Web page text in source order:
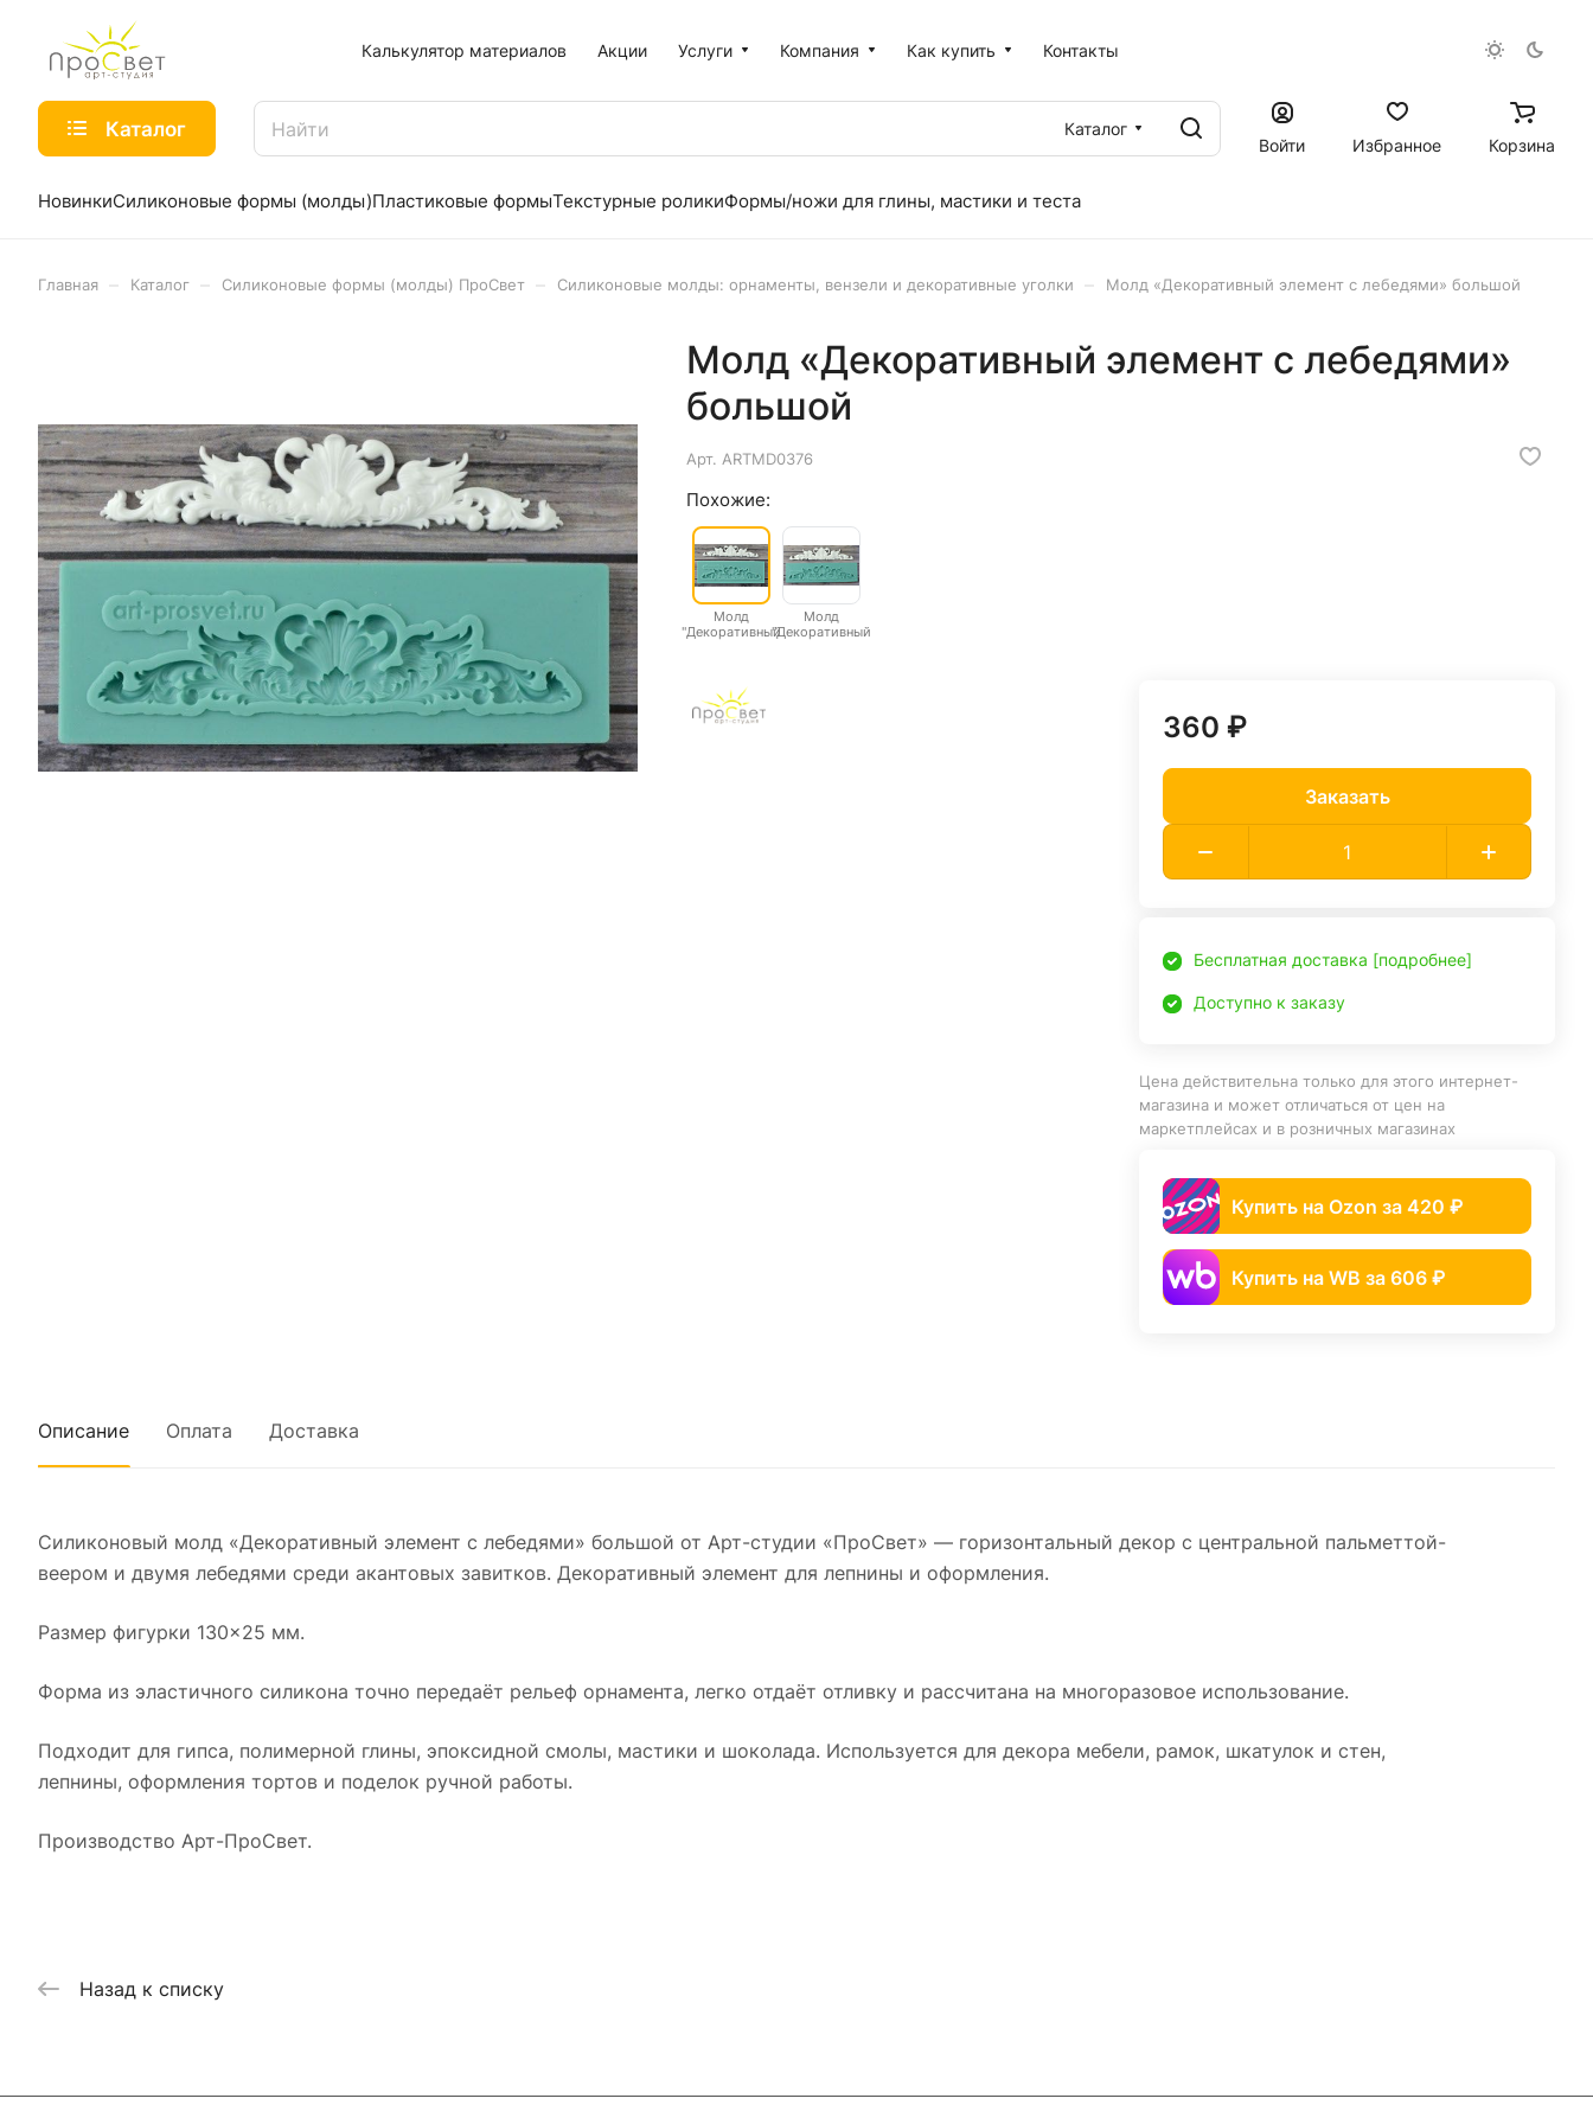
Калькулятор материалов Акции Услуги Компания Как купить Контакты
Каталог
Каталог
Войти
Избранное Корзина
НовинкиСиликоновые формы (молды)Пластиковые формыТекстурные роликиФормы/ножи для глины, мастики и теста
Главная Каталог Силиконовые формы (молды) ПроСвет Силиконовые молды: орнаменты, вензели и декоративные уголки Молд «Декоративный элемент с лебедями» большой
Молд «Декоративный элемент с лебедями»
большой
Арт. ARTMD0376
Похожие:
Молд
"Декоративный
Молд
"Декоративный
360 ₽
Заказать
Бесплатная доставка [подробнее]
Доступно к заказу
Цена действительна только для этого интернет-
магазина и может отличаться от цен на
маркетплейсах и в розничных магазинах
Купить на Ozon за 420 ₽
Купить на WB за 606 ₽
Описание Оплата Доставка
Силиконовый молд «Декоративный элемент с лебедями» большой от Арт-студии «ПроСвет» — горизонтальный декор с центральной пальметтой-
веером и двумя лебедями среди акантовых завитков. Декоративный элемент для лепнины и оформления.
Размер фигурки 130×25 мм.
Форма из эластичного силикона точно передаёт рельеф орнамента, легко отдаёт отливку и рассчитана на многоразовое использование.
Подходит для гипса, полимерной глины, эпоксидной смолы, мастики и шоколада. Используется для декора мебели, рамок, шкатулок и стен,
лепнины, оформления тортов и поделок ручной работы.
Производство Арт-ПроСвет.
Назад к списку